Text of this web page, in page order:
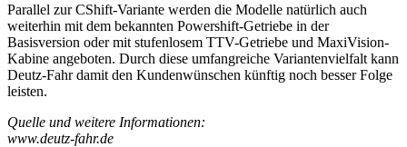
Parallel zur CShift-Variante werden die Modelle natürlich auch
weiterhin mit dem bekannten Powershift-Getriebe in der
Basisversion oder mit stufenlosem TTV-Getriebe und MaxiVision-
Kabine angeboten. Durch diese umfangreiche Variantenvielfalt kann
Deutz-Fahr damit den Kundenwünschen künftig noch besser Folge
leisten.
Quelle und weitere Informationen:
www.deutz-fahr.de